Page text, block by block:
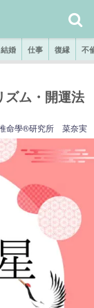
結婚 仕事 復縁 不
ズム・開運法
命學®研究所 菜奈実